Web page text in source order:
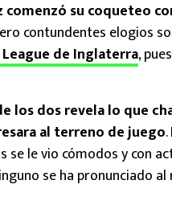
comenzó su coqueteo
contundentes elogios
de Inglaterra,
los dos revela lo que
al terreno de juego
se le vio cómodos y con
se ha pronunciado